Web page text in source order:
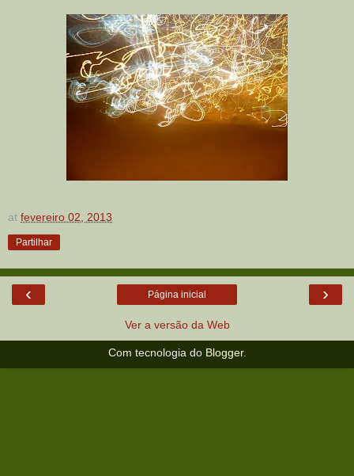
at fevereiro 02, 2013
Partilhar
‹ ›
Página inicial
Ver a versão da Web
Com tecnologia do Blogger.